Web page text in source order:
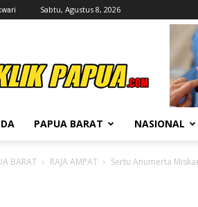
Sabtu, Agustus 8, 2026
PAPUA BARAT NASIONAL
BARAT RAJA AMPAT Sertu Anumerta